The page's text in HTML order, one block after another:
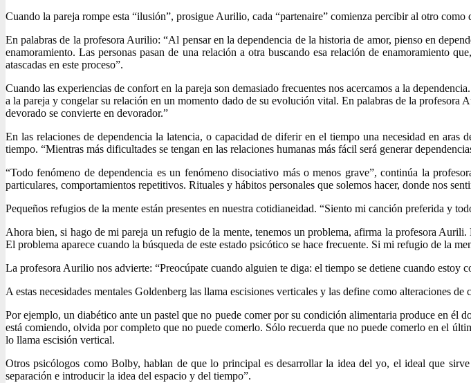
Cuando la pareja rompe esta “ilusión”, prosigue Aurilio, cada “partenaire” comienza percibir al otro
En palabras de la profesora Aurilio: “Al pensar en la dependencia de la historia de amor, pienso en
enamoramiento. Las personas pasan de una relación a otra buscando esa relación de enamoramiento
atascadas en este proceso”.
Cuando las experiencias de confort en la pareja son demasiado frecuentes nos acercamos a la
a la pareja y congelar su relación en un momento dado de su evolución vital. En palabras de la
devorado se convierte en devorador.”
En las relaciones de dependencia la latencia, o capacidad de diferir en el tiempo una necesidad en
tiempo. “Mientras más dificultades se tengan en las relaciones humanas más fácil será generar
“Todo fenómeno de dependencia es un fenómeno disociativo más o menos grave”, continúa la
particulares, comportamientos repetitivos. Rituales y hábitos personales que solemos hacer, donde nos
Pequeños refugios de la mente están presentes en nuestra cotidianeidad. “Siento mi canción preferida y
Ahora bien, si hago de mi pareja un refugio de la mente, tenemos un problema, afirma la profesora
El problema aparece cuando la búsqueda de este estado psicótico se hace frecuente. Si mi refugio de la
La profesora Aurilio nos advierte: “Preocúpate cuando alguien te diga: el tiempo se detiene cuando estoy
A estas necesidades mentales Goldenberg las llama escisiones verticales y las define como alteraciones
Por ejemplo, un diabético ante un pastel que no puede comer por su condición alimentaria produce en él
está comiendo, olvida por completo que no puede comerlo. Sólo recuerda que no puede comerlo en el
lo llama escisión vertical.
Otros psicólogos como Bolby, hablan de que lo principal es desarrollar la idea del yo, el ideal que
separación e introducir la idea del espacio y del tiempo”.